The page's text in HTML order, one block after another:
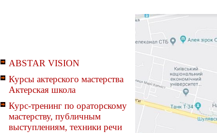
ABSTAR VISION
Курсы актерского мастерства
Актерская школа
Курс-тренинг по ораторскому
мастерству, публичным
выступлениям, техники речи